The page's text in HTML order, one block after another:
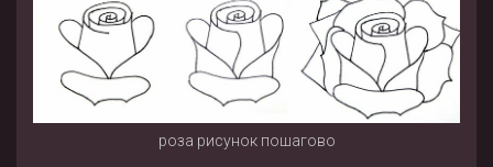
роза рисунок пошагово